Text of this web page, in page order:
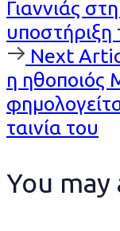
Article
Γιαννιάς
υποστήριξη
Next
Article
Next
η ηθοποιός
ταινία του
You